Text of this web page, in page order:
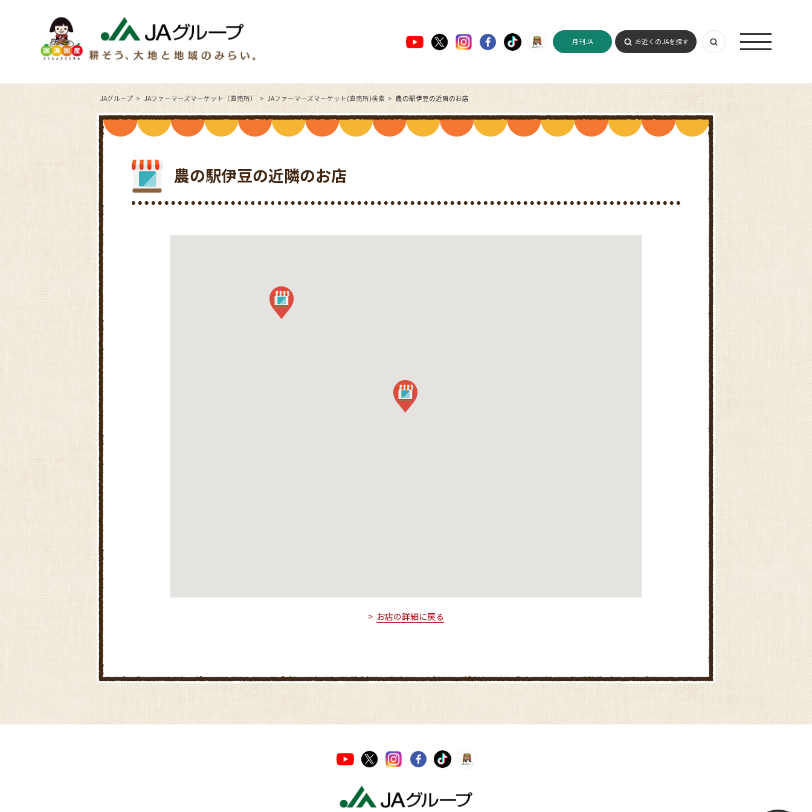
月刊JA お近くのJAを探す
JAグループ JAファーマーズマーケット（直売所） JAファーマーズマーケット(直売所)検索 農の駅伊豆の近隣のお店
農の駅伊豆の近隣のお店
お店の詳細に戻る